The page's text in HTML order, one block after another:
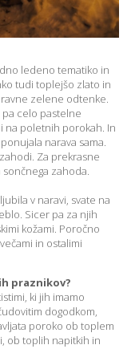
ledeno tematiko in
tudi toplejšo zlato in
zelene odtenke.
celo pastelne
na poletnih porokah. In
narava sama.
Za prekrasne
zahoda.
v naravi, svate na
Sicer pa za njih
kožami. Poročno
in ostalimi
praznikov?
ki jih imamo
dogodkom,
poroko ob toplem
ob toplih napitkih in